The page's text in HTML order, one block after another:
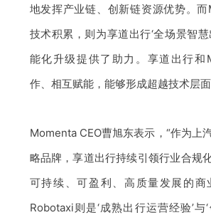
地发挥产业链、创新链资源优势。
技术积累，则为享道出行‘全场景智慧
能化升级提供了助力。享道出行和
作、相互赋能，能够形成超越技术层
Momenta CEO曹旭东表示，“作为上
略品牌，享道出行持续引领行业合规
可持续、可盈利、高质量发展的商
Robotaxi则是‘成熟出行运营经验’与